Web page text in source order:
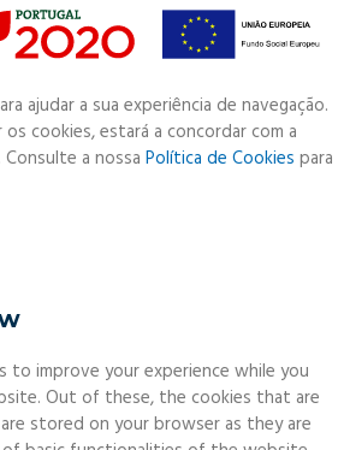
ajudar a sua experiência de navegação.
cookies, estará a concordar com a
a nossa Política de Cookies para
to improve your experience while you
Out of these, the cookies that are
stored on your browser as they are